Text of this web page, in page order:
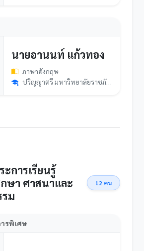
นายอานนท์ แก้วทอง
ภาษาอังกฤษ
ปริญญาตรี มหาวิทยาลัยราชภัฏนครสวรรค์
ะการเรียนรู้
ษา ศาสนาและ
ม
12 คน
รพิเศษ